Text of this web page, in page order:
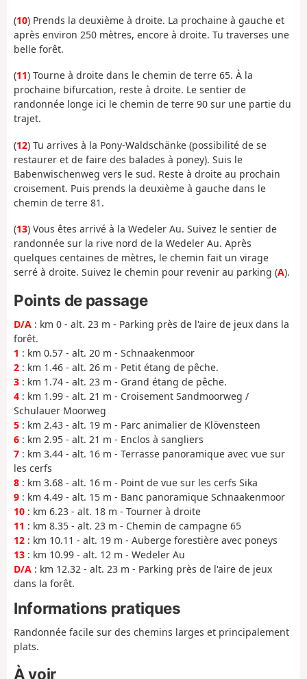
(10) Prends la deuxième à droite. La prochaine à gauche et
après environ 250 mètres, encore à droite. Tu traverses une
belle forêt.
(11) Tourne à droite dans le chemin de terre 65. À la
prochaine bifurcation, reste à droite. Le sentier de
randonnée longe ici le chemin de terre 90 sur une partie du
trajet.
(12) Tu arrives à la Pony-Waldschänke (possibilité de se
restaurer et de faire des balades à poney). Suis le
Babenwischenweg vers le sud. Reste à droite au prochain
croisement. Puis prends la deuxième à gauche dans le
chemin de terre 81.
(13) Vous êtes arrivé à la Wedeler Au. Suivez le sentier de
randonnée sur la rive nord de la Wedeler Au. Après
quelques centaines de mètres, le chemin fait un virage
serré à droite. Suivez le chemin pour revenir au parking (A).
Points de passage
D/A : km 0 - alt. 23 m - Parking près de l'aire de jeux dans la
forêt.
1 : km 0.57 - alt. 20 m - Schnaakenmoor
2 : km 1.46 - alt. 26 m - Petit étang de pêche.
3 : km 1.74 - alt. 23 m - Grand étang de pêche.
4 : km 1.99 - alt. 21 m - Croisement Sandmoorweg /
Schulauer Moorweg
5 : km 2.43 - alt. 19 m - Parc animalier de Klövensteen
6 : km 2.95 - alt. 21 m - Enclos à sangliers
7 : km 3.44 - alt. 16 m - Terrasse panoramique avec vue sur
les cerfs
8 : km 3.68 - alt. 16 m - Point de vue sur les cerfs Sika
9 : km 4.49 - alt. 15 m - Banc panoramique Schnaakenmoor
10 : km 6.23 - alt. 18 m - Tourner à droite
11 : km 8.35 - alt. 23 m - Chemin de campagne 65
12 : km 10.11 - alt. 19 m - Auberge forestière avec poneys
13 : km 10.99 - alt. 12 m - Wedeler Au
D/A : km 12.32 - alt. 23 m - Parking près de l'aire de jeux
dans la forêt.
Informations pratiques
Randonnée facile sur des chemins larges et principalement
plats.
À voir